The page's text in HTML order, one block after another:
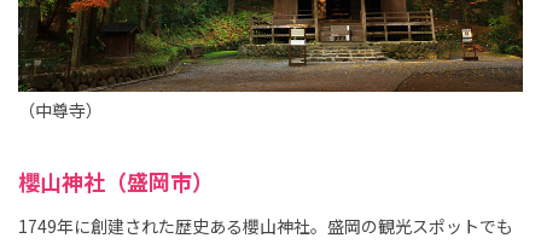
（中尊寺）
櫻山神社（盛岡市）
1749年に創建された歴史ある櫻山神社。盛岡の観光スポットでも